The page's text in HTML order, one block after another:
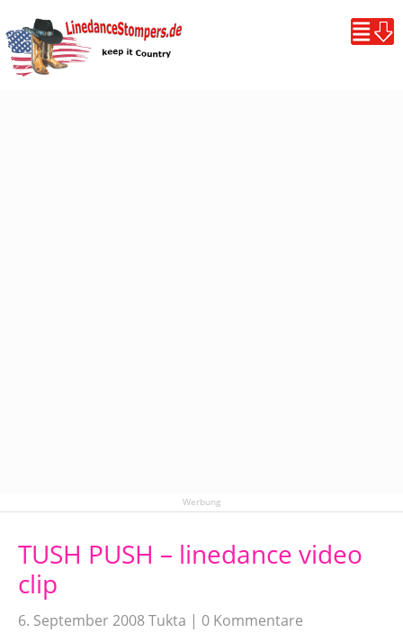
Werbung
TUSH PUSH – linedance video
clip
6. September 2008Tukta 0 Kommentare